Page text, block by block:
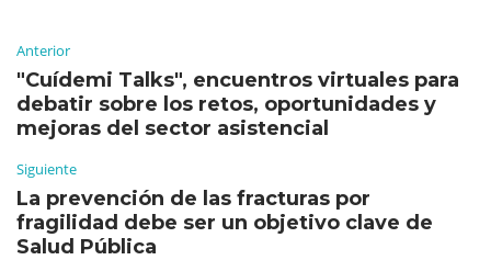
Anterior
"Cuídemi Talks", encuentros virtuales para
debatir sobre los retos, oportunidades y
mejoras del sector asistencial
Siguiente
La prevención de las fracturas por
fragilidad debe ser un objetivo clave de
Salud Pública